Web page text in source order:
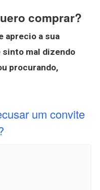
comprar?
aprecio a sua
sinto mal dizendo
procurando,
um convite